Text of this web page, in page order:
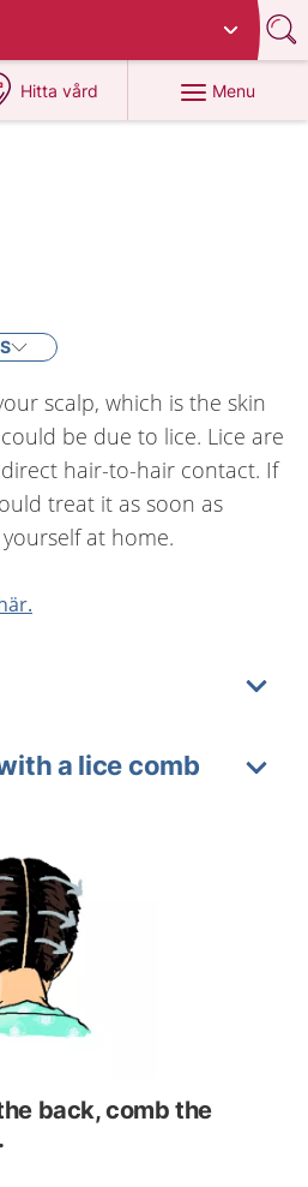
Hitta vård
at 1177.se
Menu
scalp, which is the skin
be due to lice. Lice are
hair-to-hair contact. If
treat it as soon as
at home.
a lice comb
back, comb the